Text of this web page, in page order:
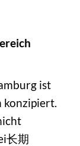
ist
konzipiert.
长期